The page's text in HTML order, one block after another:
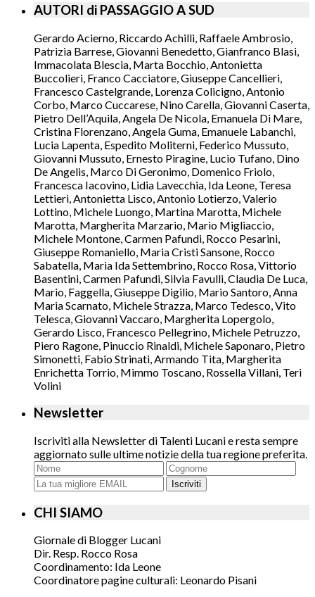
AUTORI di PASSAGGIO A SUD
Gerardo Acierno, Riccardo Achilli, Raffaele Ambrosio,
Patrizia Barrese, Giovanni Benedetto, Gianfranco Blasi,
Immacolata Blescia, Marta Bocchio, Antonietta
Buccolieri, Franco Cacciatore, Giuseppe Cancellieri,
Francesco Castelgrande, Lorenza Colicigno, Antonio
Corbo, Marco Cuccarese, Nino Carella, Giovanni Caserta,
Pietro Dell’Aquila, Angela De Nicola, Emanuela Di Mare,
Cristina Florenzano, Angela Guma, Emanuele Labanchi,
Lucia Lapenta, Espedito Moliterni, Federico Mussuto,
Giovanni Mussuto, Ernesto Piragine, Lucio Tufano, Dino
De Angelis, Marco Di Geronimo, Domenico Friolo,
Francesca Iacovino, Lidia Lavecchia, Ida Leone, Teresa
Lettieri, Antonietta Lisco, Antonio Lotierzo, Valerio
Lottino, Michele Luongo, Martina Marotta, Michele
Marotta, Margherita Marzario, Mario Migliaccio,
Michele Montone, Carmen Pafundi, Rocco Pesarini,
Giuseppe Romaniello, Maria Cristi Sansone, Rocco
Sabatella, Maria Ida Settembrino, Rocco Rosa, Vittorio
Basentini, Carmen Pafundi, Silvia Favulli, Claudia De Luca,
Mario, Faggella, Giuseppe Digilio, Mario Santoro, Anna
Maria Scarnato, Michele Strazza, Marco Tedesco, Vito
Telesca, Giovanni Vaccaro, Margherita Lopergolo,
Gerardo Lisco, Francesco Pellegrino, Michele Petruzzo,
Piero Ragone, Pinuccio Rinaldi, Michele Saponaro, Pietro
Simonetti, Fabio Strinati, Armando Tita, Margherita
Enrichetta Torrio, Mimmo Toscano, Rossella Villani, Teri
Volini
Newsletter
Iscriviti alla Newsletter di Talenti Lucani e resta sempre
aggiornato sulle ultime notizie della tua regione preferita.
Iscriviti
CHI SIAMO
Giornale di Blogger Lucani
Dir. Resp. Rocco Rosa
Coordinamento: Ida Leone
Coordinatore pagine culturali: Leonardo Pisani